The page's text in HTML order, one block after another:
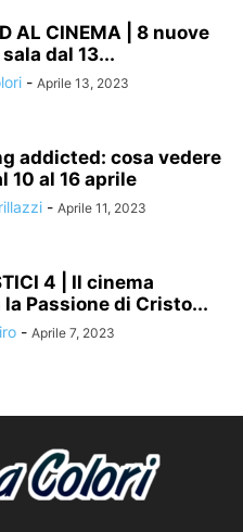
AL CINEMA | 8 nuove
dal 13...
- Aprile 13, 2023
addicted: cosa vedere
10 al 16 aprile
- Aprile 11, 2023
4 | Il cinema
Passione di Cristo...
- Aprile 7, 2023